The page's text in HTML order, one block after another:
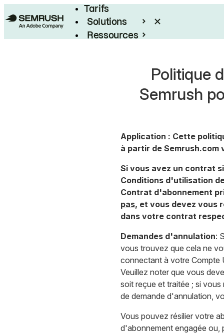
Tarifs
Solutions
Ressources
Politique
Semrush
Application : Cette
à partir de
Si vous avez un contrat
Conditions d'utilisation
Contrat d'abonnement
pas, et vous devez vous
dans votre contrat
Demandes d'annulation:
vous trouvez que cela ne
connectant à votre Compte
Veuillez noter que vous
soit reçue et traitée ; si
de demande d'annulation,
Vous pouvez résilier votre
d'abonnement engagée ou,